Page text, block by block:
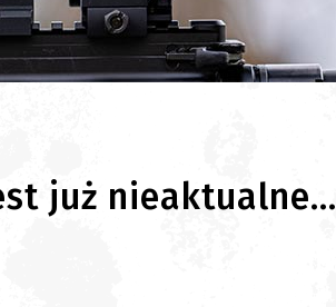
już nieaktualne...